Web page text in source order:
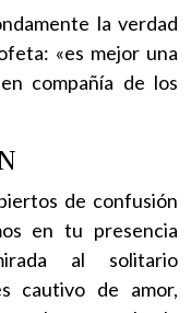
la verdad
«es mejor una
compañía de los
de confusión
en tu presencia
al solitario
cautivo de amor,